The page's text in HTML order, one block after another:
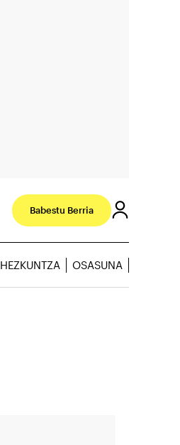
Babestu Berria
HEZKUNTZA OSASUNA